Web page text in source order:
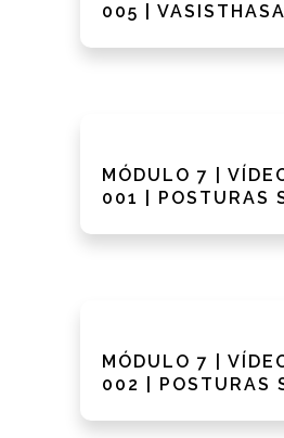
005 |
MÓDULO 7 |
001 | POSTURAS
MÓDULO 7 |
002 | POSTURAS